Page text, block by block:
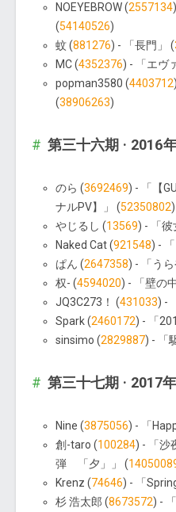
NOEYEBROW (2557134
(54140526)
蚊 (881276) - 「長門」 (
MC (4352376) - 「エヴ
popman3580 (4403712
(38906263)
第三十六期 · 2016
のら (3692469) - 「【
ナルPV】」 (52350802)
やじるし (13569) - 「
Naked Cat (921548) -
ぱん (2647358) - 「う
权- (4594020) - 「壁の
JQ3C273！ (431033) -
Spark (2460172) - 「
sinsimo (2829887) - 「
第三十七期 · 2017
Nine (3875056) - 「
創-taro (100284) - 「沙
弾 「夕」」 (
Krenz (74646) - 「
杉 浩太郎 (8673572) -